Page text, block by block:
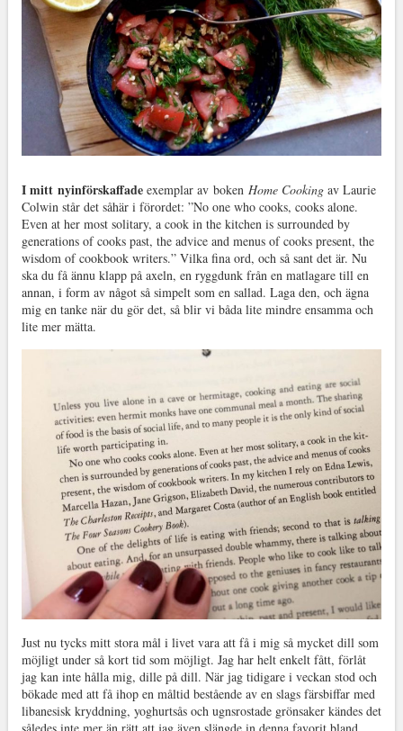
I mitt nyinförskaffadeexemplar av boken Home Cookingav Laurie
Colwin står det såhär i förordet: ”No one who cooks, cooks alone.
Even at her most solitary, a cook in the kitchen is surrounded by
generations of cooks past, the advice and menus of cooks present, the
wisdom of cookbook writers.” Vilka fina ord, och så sant det är. Nu
ska du få ännu klapp på axeln, en ryggdunk från en matlagare till en
annan, i form av något så simpelt som en sallad. Laga den, och ägna
mig en tanke när du gör det, så blir vi båda lite mindre ensamma och
lite mer mätta.
Just nu tycks mitt stora mål i livet vara att få i mig så mycket dill som
möjligt under så kort tid som möjligt. Jag har helt enkelt fått, förlåt
jag kan inte hålla mig, dille på dill. När jag tidigare i veckan stod och
bökade med att få ihop en måltid bestående av en slags färsbiffar med
libanesisk kryddning, yoghurtsås och ugnsrostade grönsaker kändes det